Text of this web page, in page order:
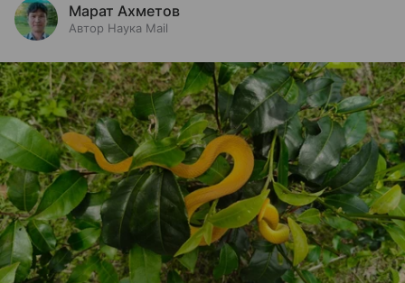
Марат Ахметов
Автор Наука Mail